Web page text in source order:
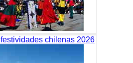
chilenas 2026